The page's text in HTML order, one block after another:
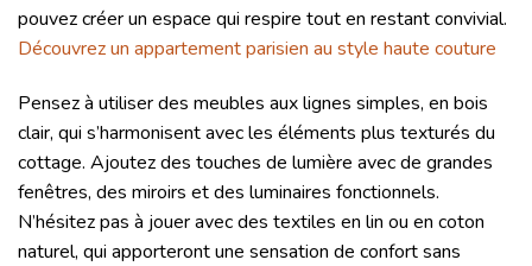
pouvez créer un espace qui respire tout en restant convivial.
Découvrez un appartement parisien au style haute couture
Pensez à utiliser des meubles aux lignes simples, en bois
clair, qui s’harmonisent avec les éléments plus texturés du
cottage. Ajoutez des touches de lumière avec de grandes
fenêtres, des miroirs et des luminaires fonctionnels.
N’hésitez pas à jouer avec des textiles en lin ou en coton
naturel, qui apporteront une sensation de confort sans